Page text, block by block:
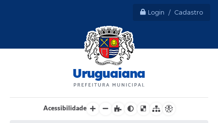
Login / Cadastro
Acessibilidade